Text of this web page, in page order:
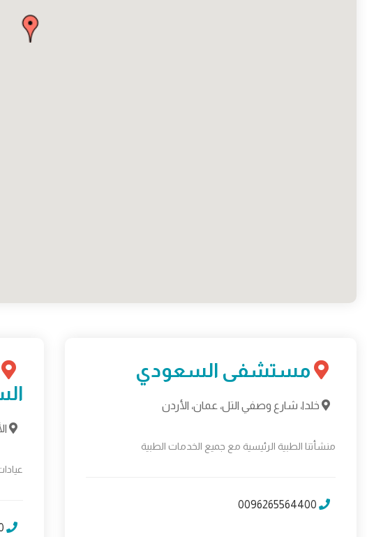
مستشفى السعودي
خلدا، شارع وصفي التل، عمان، الأردن
منشأتنا الطبية الرئيسية مع جميع الخدمات الطبية
0096265564400